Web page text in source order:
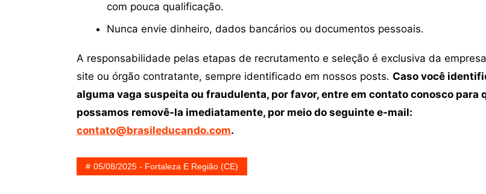
com pouca qualificação.
Nunca envie dinheiro, dados bancários ou documentos pessoais.
A responsabilidade pelas etapas de recrutamento e seleção é exclusiva da
site ou órgão contratante, sempre identificado em nossos posts. Caso você
alguma vaga suspeita ou fraudulenta, por favor, entre em contato conosco para
possamos removê-la imediatamente, por meio do seguinte e-mail:
contato@brasileducando.com.
05/08/2025 - Fortaleza E Região (CE)